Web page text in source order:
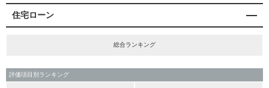
住宅ローン
総合ランキング
評価項目別ランキング